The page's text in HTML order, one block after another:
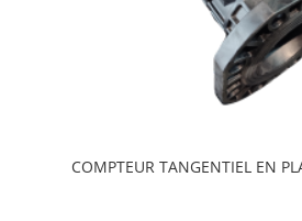
COMPTEUR TANGENTIEL EN